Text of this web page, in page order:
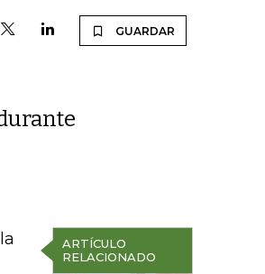
GUARDAR
ARTÍCULO
RELACIONADO